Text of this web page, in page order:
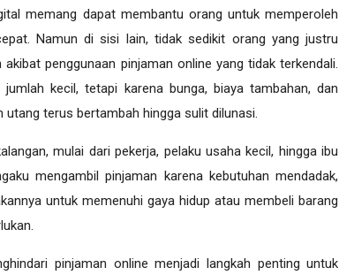
memang dapat membantu orang untuk memperoleh
Namun di sisi lain, tidak sedikit orang yang justru
penggunaan pinjaman online yang tidak terkendali.
kecil, tetapi karena bunga, biaya tambahan, dan
terus bertambah hingga sulit dilunasi.
mulai dari pekerja, pelaku usaha kecil, hingga ibu
mengambil pinjaman karena kebutuhan mendadak,
untuk memenuhi gaya hidup atau membeli barang
pinjaman online menjadi langkah penting untuk